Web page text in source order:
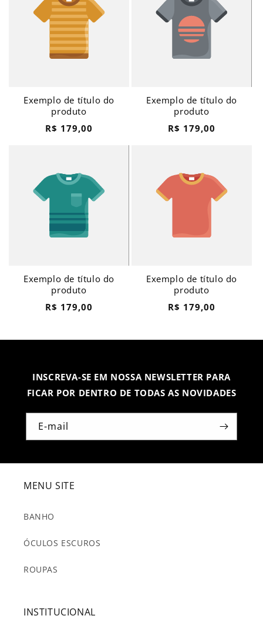
Exemplo de título do
produto
Preço
R$ 179,00
Exemplo de título do
produto
Preço
R$ 179,00
Exemplo de título do
produto
Preço
R$ 179,00
Exemplo de título do
produto
Preço
R$ 179,00
INSCREVA-SE EM NOSSA NEWSLETTER PARA
FICAR POR DENTRO DE TODAS AS NOVIDADES
E-mail
MENU SITE
BANHO
ÓCULOS ESCUROS
ROUPAS
INSTITUCIONAL